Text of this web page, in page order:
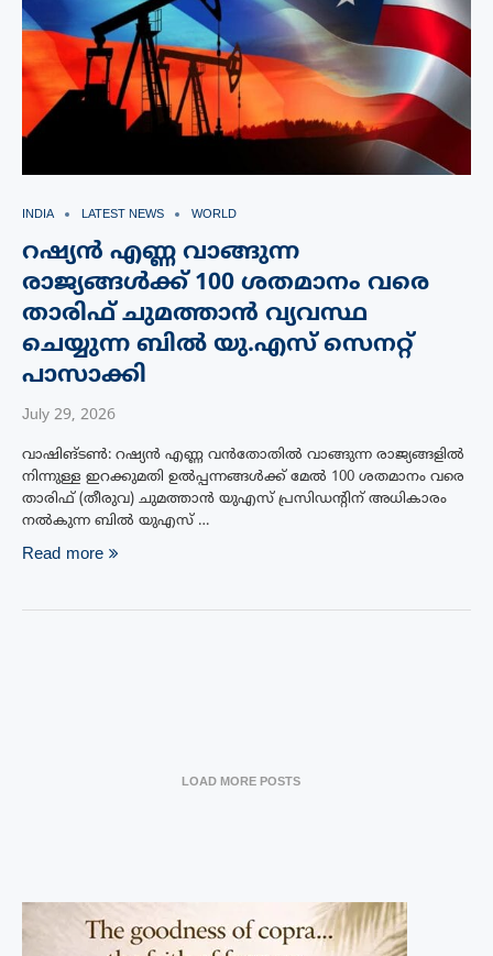
INDIA LATEST NEWS WORLD
റഷ്യൻ എണ്ണ വാങ്ങുന്ന
രാജ്യങ്ങൾക്ക് 100 ശതമാനം വരെ
താരിഫ് ചുമത്താൻ വ്യവസ്ഥ
ചെയ്യുന്ന ബിൽ യു.എസ് സെനറ്റ്
പാസാക്കി
July 29, 2026
വാഷിങ്ടൺ: റഷ്യൻ എണ്ണ വൻതോതിൽ വാങ്ങുന്ന രാജ്യങ്ങളിൽ
നിന്നുള്ള ഇറക്കുമതി ഉൽപ്പന്നങ്ങൾക്ക് മേൽ 100 ശതമാനം വരെ
താരിഫ് (തീരുവ) ചുമത്താൻ യുഎസ് പ്രസിഡന്റിന് അധികാരം
നൽകുന്ന ബിൽ യുഎസ് …
Read more
LOAD MORE POSTS